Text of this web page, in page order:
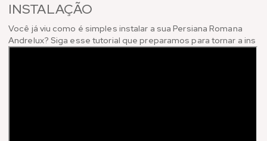
INSTALAÇÃO
Você já viu como é simples instalar a sua Persiana Romana
Andrelux? Siga esse tutorial que preparamos para tornar a ins